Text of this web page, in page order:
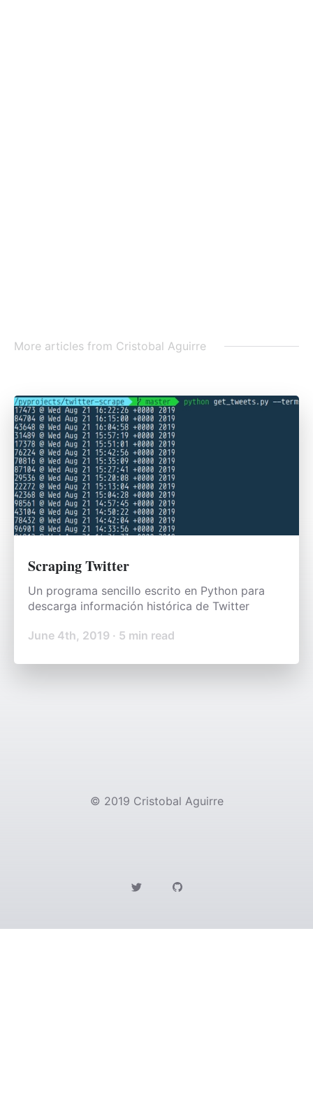
More articles from Cristobal Aguirre
Scraping Twitter
Un programa sencillo escrito en Python para
descarga información histórica de Twitter
June 4th, 2019 · 5 min read
© 2019 Cristobal Aguirre